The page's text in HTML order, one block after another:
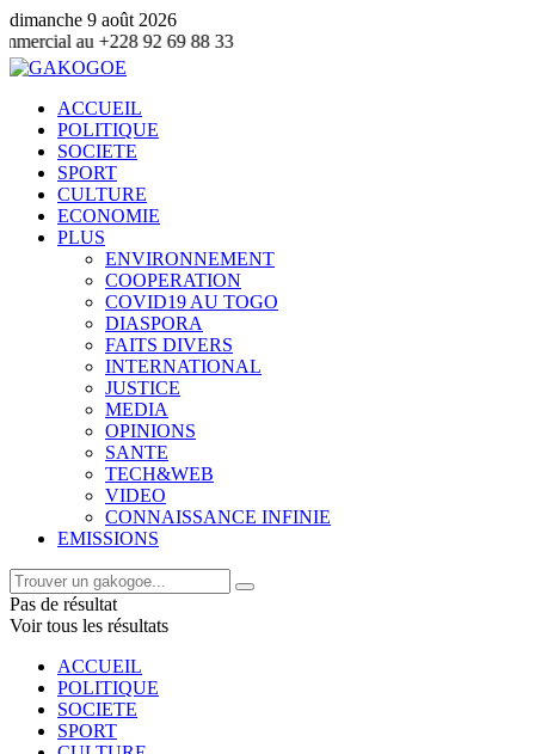
dimanche 9 août 2026
69 88 33
ACCUEIL
POLITIQUE
SOCIETE
SPORT
CULTURE
ECONOMIE
PLUS
ENVIRONNEMENT
COOPERATION
COVID19 AU TOGO
DIASPORA
FAITS DIVERS
INTERNATIONAL
JUSTICE
MEDIA
OPINIONS
SANTE
TECH&WEB
VIDEO
CONNAISSANCE INFINIE
EMISSIONS
Pas de résultat
Voir tous les résultats
ACCUEIL
POLITIQUE
SOCIETE
SPORT